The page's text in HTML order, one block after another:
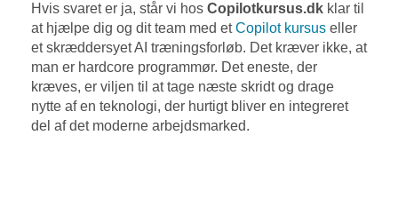
Hvis svaret er ja, står vi hos Copilotkursus.dk klar til
at hjælpe dig og dit team med etCopilot kursus eller
et skræddersyet AI træningsforløb. Det kræver ikke, at
man er hardcore programmør. Det eneste, der
kræves, er viljen til at tage næste skridt og drage
nytte af en teknologi, der hurtigt bliver en integreret
del af det moderne arbejdsmarked.